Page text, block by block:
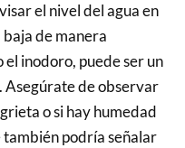
el nivel del agua en
baja de manera
el inodoro, puede ser un
Asegúrate de observar
o si hay humedad
también podría señalar